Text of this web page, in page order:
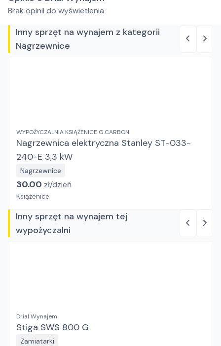
Brak opinii do wyświetlenia
Inny sprzęt na wynajem z kategorii
Nagrzewnice
WYPOŻYCZALNIA KSIĄŻENICE G.CARBON
Nagrzewnica elektryczna Stanley ST-033-
240-E 3,3 kW
Nagrzewnice
30.00 zł/dzień
Książenice
Inny sprzęt na wynajem tej
wypożyczalni
Drial Wynajem
Stiga SWS 800 G
Zamiatarki